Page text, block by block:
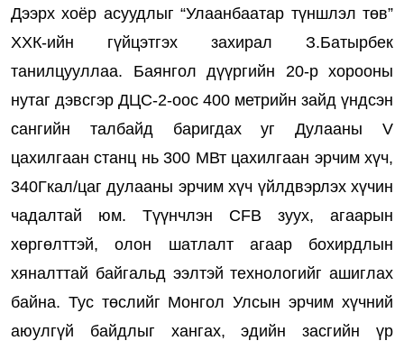
Дээрх хоёр асуудлыг “Улаанбаатар түншлэл төв”
ХХК-ийн гүйцэтгэх захирал З.Батырбек
танилцууллаа. Баянгол дүүргийн 20-р хорооны
нутаг дэвсгэр ДЦС-2-оос 400 метрийн зайд үндсэн
сангийн талбайд баригдах уг Дулааны V
цахилгаан станц нь 300 МВт цахилгаан эрчим хүч,
340Гкал/цаг дулааны эрчим хүч үйлдвэрлэх хүчин
чадалтай юм. Түүнчлэн CFB зуух, агаарын
хөргөлттэй, олон шатлалт агаар бохирдлын
хяналттай байгальд ээлтэй технологийг ашиглах
байна. Тус төслийг Монгол Улсын эрчим хүчний
аюулгүй байдлыг хангах, эдийн засгийн үр